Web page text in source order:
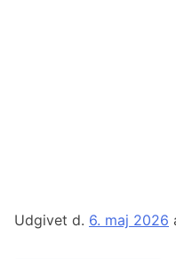
Udgivet d. 6. maj 2026